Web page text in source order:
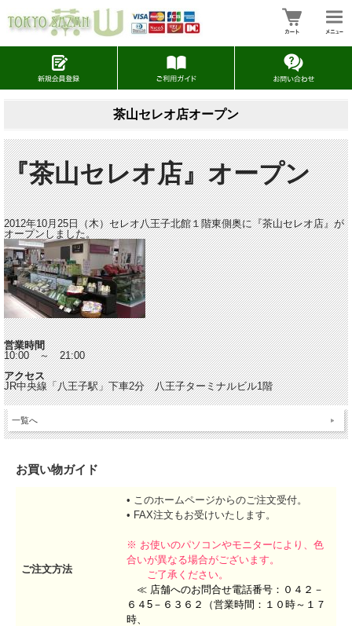
茶山セレオ店オープン
『茶山セレオ店』オープン
2012年10月25日（木）セレオ八王子北館１階東側奥に『茶山セレオ店』が
オープンしました。
営業時間
10:00 ～ 21:00
アクセス
JR中央線「八王子駅」下車2分 八王子ターミナルビル1階
一覧へ
お買い物ガイド
ご注文方法
• このホームページからのご注文受付。
• FAX注文もお受けいたします。
※ お使いのパソコンやモニターにより、色
合いが異なる場合がございます。
ご了承ください。
≪ 店舗へのお問合せ電話番号：０４２－
６４5－６３６２（営業時間：１０時～１７
時、